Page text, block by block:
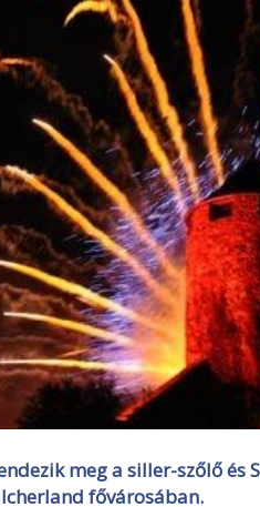
meg a siller-szőlő és
fővárosában.